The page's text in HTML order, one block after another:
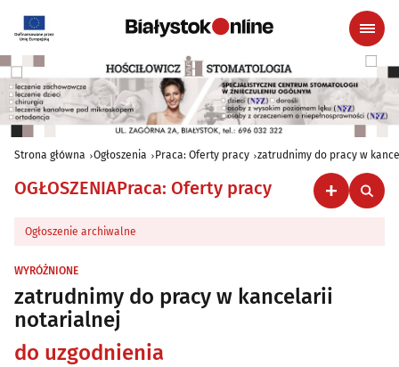
Strona główna Ogłoszenia Praca: Oferty pracy zatrudnimy do pracy w
OGŁOSZENIAPraca: Oferty pracy
Ogłoszenie archiwalne
WYRÓŻNIONE
zatrudnimy do pracy w kancelarii
notarialnej
do uzgodnienia